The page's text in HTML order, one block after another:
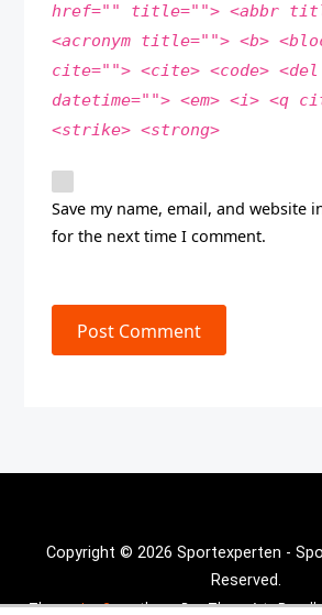
href="" title=""> <abbr
<acronym title=""> <b>
cite=""> <cite> <code> <del
datetime=""> <em> <i> <q
<strike> <strong>
Save my name, email, and website
for the next time I comment.
Post Comment
Copyright © 2026 Sportexperten -
Reserved.
Theme :Inx Gametheme By aThemeArt -